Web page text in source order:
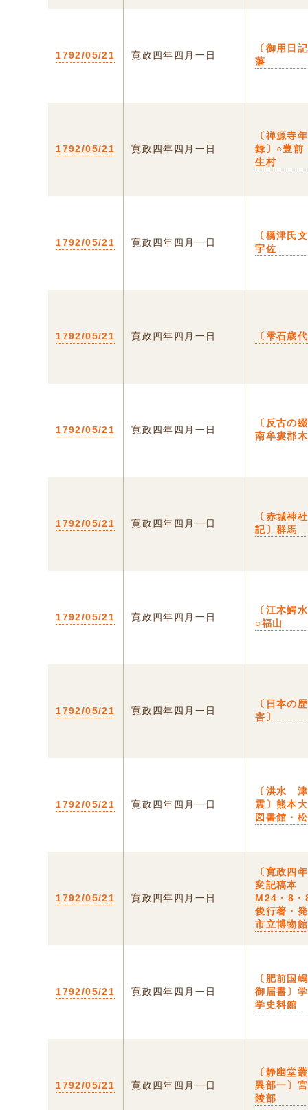
1792/05/21 寛政四年四月一日
〔御用日
藩
1792/05/21 寛政四年四月一日
〔禅源寺
録〕○豊前
生村
1792/05/21 寛政四年四月一日
〔橋津氏
宇佐
1792/05/21 寛政四年四月一日 〔雫石歳
1792/05/21 寛政四年四月一日
〔反古の
南牟婁郡
1792/05/21 寛政四年四月一日
〔赤城神
記〕群馬
1792/05/21 寛政四年四月一日
〔江木鰐
○福山
1792/05/21 寛政四年四月一日
〔日本の
害〕
1792/05/21 寛政四年四月一日
〔洪水
震〕熊本
図書館・
1792/05/21 寛政四年四月一日
〔寛政四
変記稿本
M24・8
俊行著・
市立博物館
1792/05/21 寛政四年四月一日
〔肥前国
御届書〕
学史料館
1792/05/21 寛政四年四月一日
〔静幽堂
異部一〕
陵部